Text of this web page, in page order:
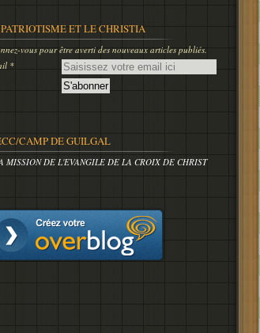
ET LE CHRISTIA
vous pour être averti des nouveaux articles publiés.
CAMP DE GUILGAL
MISSION DE L'EVANGILE DE LA CROIX DE CHRIST